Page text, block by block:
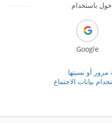
باستخدام
Google
أو نسيتها
بيانات الاجتماع